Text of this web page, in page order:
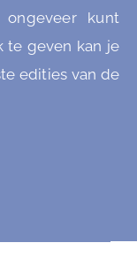
kunt
te geven kan je
edities van de